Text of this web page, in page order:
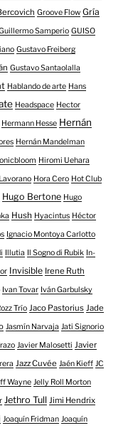
Groove Flow Gría
Samperio GUISO
Gustavo Freiberg
Gustavo Santaolalla
Hablando de arte Hans
Headspace Hector
Hermann Hesse Hernán
Hernán Mandelman
Hiromi Uehara
Hora Cero Hot Club
Hugo Bertone Hugo
Hush Hyacintus Héctor
Ignacio Montoya Carlotto
Illutia Il Sogno di Rubik In-
Invisible Irene Ruth
Ivan Tovar Iván Garbulsky
Trío Jaco Pastorius Jade
Jasmín Narvaja Jati Signorio
Javier Malosetti Javier
Jazz Cuvée Jaén Kieff JC
Wayne Jelly Roll Morton
Jethro Tull Jimi Hendrix
Joaquín Fridman Joaquín